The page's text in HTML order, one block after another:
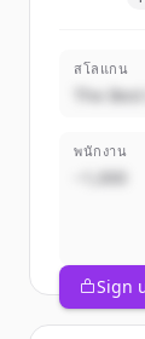
สโลแกน
The
พนักงาน
~1,000
Sign